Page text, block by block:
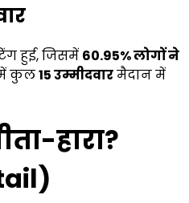
हुई, जिसमें 60.95%लोगों ने
में कुल15उम्मीदवारमैदान में
हारा?